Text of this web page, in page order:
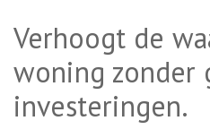
Verhoogt de
woning zonder
investeringen.